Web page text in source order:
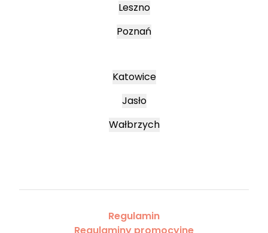
Leszno
Poznań
Katowice
Jasło
Wałbrzych
Regulamin